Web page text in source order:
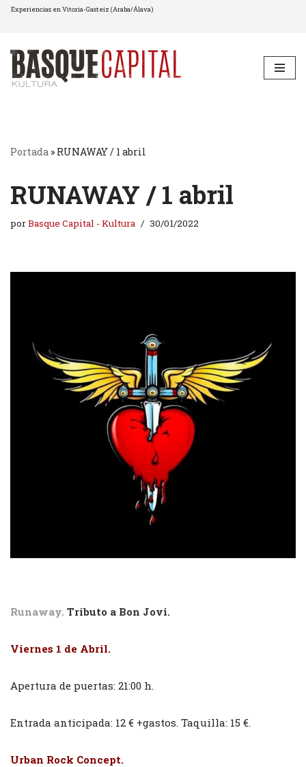
al
contenido
Experiencias en Vitoria-Gasteiz (Araba/Álava)
Portada » RUNAWAY / 1 abril
RUNAWAY / 1 abril
porBasque Capital - Kultura 30/01/2022
Runaway. Tributo a Bon Jovi.
Viernes 1 de Abril.
Apertura de puertas: 21:00 h.
Entrada anticipada: 12 € +gastos. Taquilla: 15 €.
Urban Rock Concept.